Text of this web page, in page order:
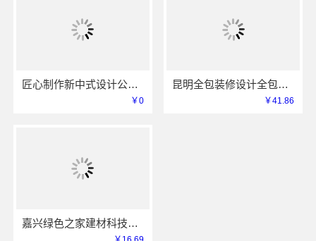
匠心制作新中式设计公司，华居不锈钢演绎东方韵味
￥0
昆明全包装修设计全包价格，云南至高新型建材有限公司
￥41.86
嘉兴绿色之家建材科技有限公司-本地专业家装公司高端